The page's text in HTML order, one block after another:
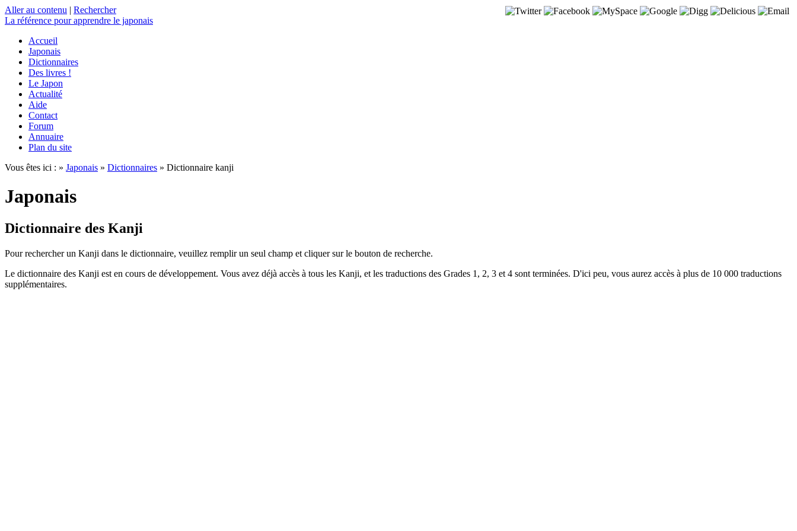
Aller au contenu | Rechercher
La référence pour apprendre le japonais
Accueil
Japonais
Dictionnaires
Des livres !
Le Japon
Actualité
Aide
Contact
Forum
Annuaire
Plan du site
Vous êtes ici : » Japonais » Dictionnaires » Dictionnaire kanji
Japonais
Dictionnaire des Kanji
Pour rechercher un Kanji dans le dictionnaire, veuillez remplir un seul champ et cliquer sur le bouton de recherche.
Le dictionnaire des Kanji est en cours de développement. Vous avez déjà accès à tous les Kanji, et les traductions des Grades 1, 2, 3 et 4 sont terminées. D'ici peu, vous aurez accès à plus de 10 000 traductions
supplémentaires.